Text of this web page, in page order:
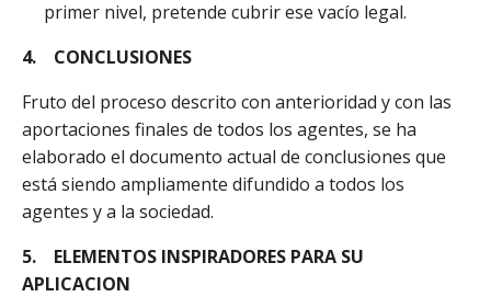
primer nivel, pretende cubrir ese vacío legal.
4.
CONCLUSIONES
Fruto del proceso descrito con anterioridad y con las
aportaciones finales de todos los agentes, se ha
elaborado el documento actual de conclusiones que
está siendo ampliamente difundido a todos los
agentes y a la sociedad.
5.
ELEMENTOS INSPIRADORES PARA SU
APLICACION